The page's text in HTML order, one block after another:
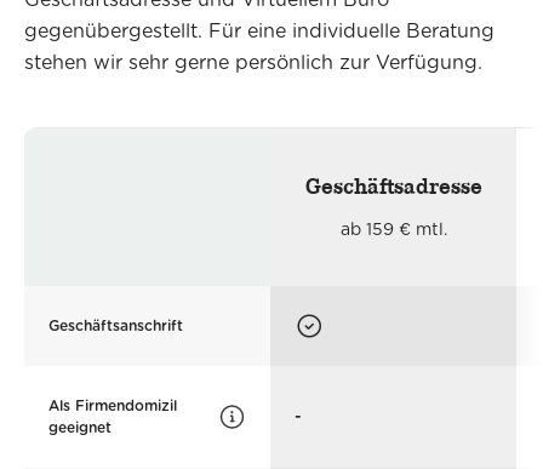
gegenübergestellt. Für eine individuelle Beratung
stehen wir sehr gerne persönlich zur Verfügung.
Geschäftsadresse
ab 159 € mtl.
Geschäftsanschrift
Als Firmendomizil
geeignet
-